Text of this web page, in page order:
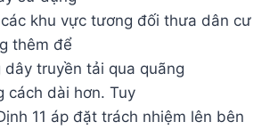
khu vực tương đối thưa dân cư
thêm để
truyền tải qua quãng
cách dài hơn. Tuy
11 áp đặt trách nhiệm lên bên